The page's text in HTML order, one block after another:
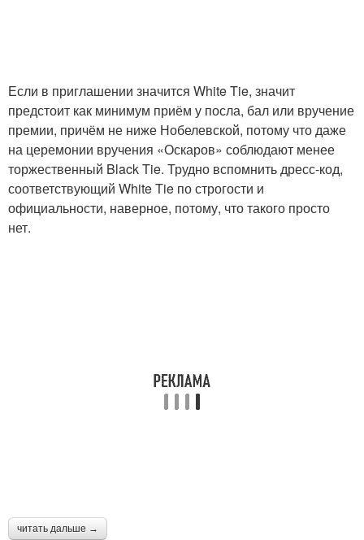
Если в приглашении значится White Tie, значит
предстоит как минимум приём у посла, бал или вручение
премии, причём не ниже Нобелевской, потому что даже
на церемонии вручения «Оскаров» соблюдают менее
торжественный Black Tie. Трудно вспомнить дресс-код,
соответствующий White Tie по строгости и
официальности, наверное, потому, что такого просто
нет.
читать дальше →